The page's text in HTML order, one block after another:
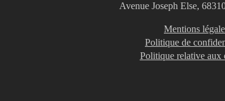
Avenue Joseph Else,
Mentions
Politique de
Politique relative aux